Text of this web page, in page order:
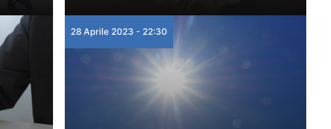
28 Aprile 2023 - 22:30